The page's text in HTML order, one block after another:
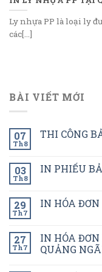
Ly nhựa PP là loại ly
các[...]
BÀI VIẾT MỚI
07
Th8
THI CÔNG
03
Th8
IN PHIẾU
29
Th7
IN HÓA
27
Th7
IN HÓA
QUẢNG